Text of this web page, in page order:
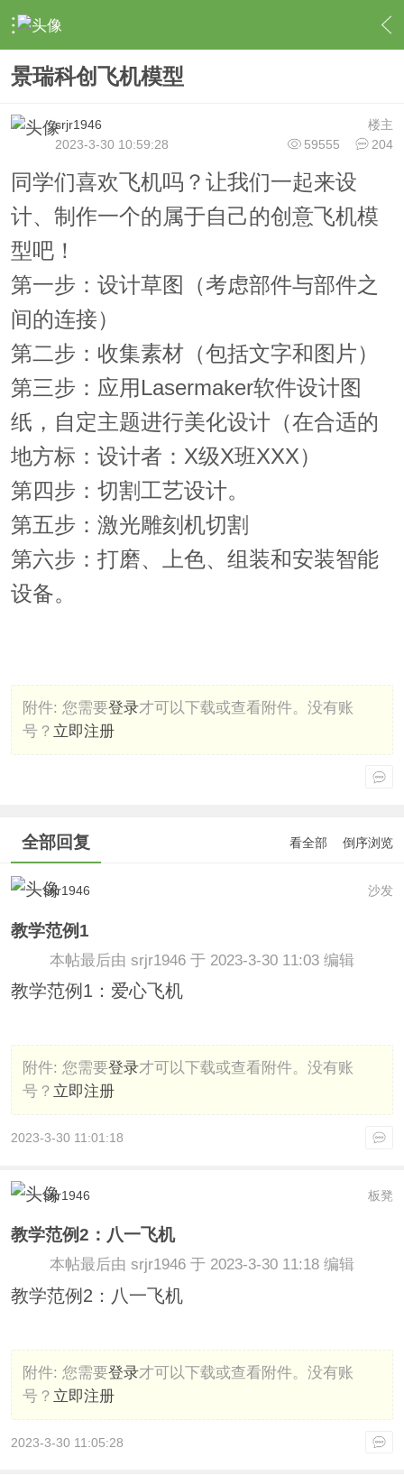
› 作品论坛 › 六年级作品 › 内容
景瑞科创飞机模型
楼主
srjr1946
59555
204
2023-3-30 10:59:28
同学们喜欢飞机吗？ 让我们一起来设
计、 制作一个的属于自己的创意飞机模
型吧！
第一步：设计草图（考虑部件与部件之
间的连接）
第二步：收集素材（包括文字和图片）
第三步：应用Lasermaker软件设计图
纸，自定主题进行美化设计（在合适的
地方标：设计者：X级X班XXX）
第四步：切割工艺设计。
第五步：激光雕刻机切割
第六步：打磨、上色、组装和安装智能
设备。
附件: 您需要登录才可以下载或查看附件。没有账
号？ 立即注册
全部回复 看全部 倒序浏览
沙发
srjr1946
教学范例1
本帖最后由 srjr1946 于 2023-3-30 11:03 编辑
教学范例1：爱心飞机
附件: 您需要登录才可以下载或查看附件。没有账
号？ 立即注册
2023-3-30 11:01:18
板凳
srjr1946
教学范例2：八一飞机
本帖最后由 srjr1946 于 2023-3-30 11:18 编辑
教学范例2：八一飞机
附件: 您需要登录才可以下载或查看附件。没有账
号？ 立即注册
2023-3-30 11:05:28